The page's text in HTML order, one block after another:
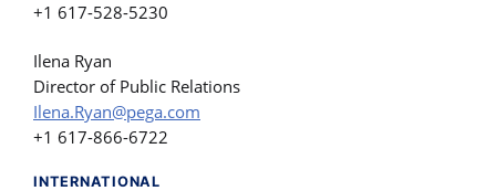
+1 617-528-5230
Ilena Ryan
Director of Public Relations
Ilena.Ryan@pega.com
+1 617-866-6722
INTERNATIONAL